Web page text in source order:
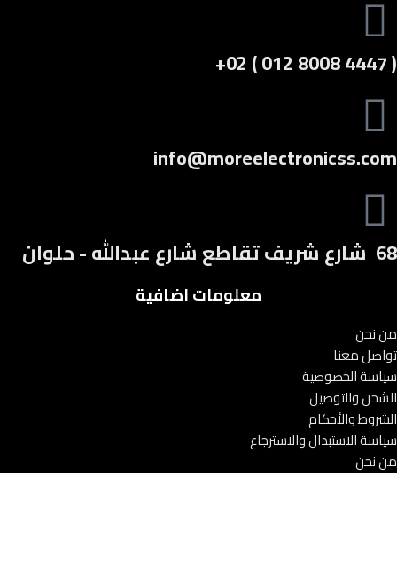
( 4447 8008 012 ) 02+
info@moreelectronicss.com
‎ 68 شارع شريف تقاطع شارع عبدالله - حلوان
معلومات اضافية
من نحن
تواصل معنا
سياسة الخصوصية
الشحن والتوصيل
الشروط والأحكام
سياسة الاستبدال والاسترجاع
من نحن